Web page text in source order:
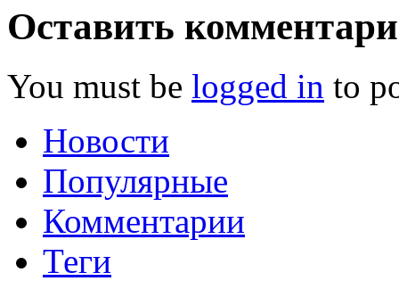
Оставить
You must be logged in to
Новости
Популярные
Комментарии
Теги